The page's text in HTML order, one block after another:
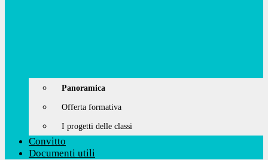
Panoramica
Offerta formativa
I progetti delle classi
Convitto
Documenti utili